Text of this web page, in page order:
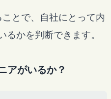
とで、自社にとって内
るかを判断できます。
アがいるか？